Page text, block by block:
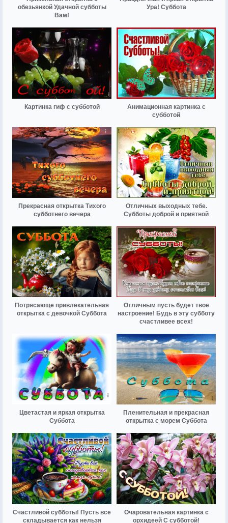
обезьянкой Удачной субботы
Вам!
Ура! Суббота
Картинка гиф с субботой
Анимационная картинка с
субботой
Прекрасная открытка Тихого
субботнего вечера
Отличных выходных тебе.
Субботы доброй и приятной
Потрясающе привлекательная
открытка с девочкой Суббота
Отличным пусть будет твое
настроение! Будь в эту субботу
счастливее всех!
Цветастая и яркая открытка
Суббота
Пленительная и прекрасная
открытка с морем Суббота
Счастливой субботы! Пусть все
складывается как нельзя
Очаровательная картинка с
орхидеей С субботой!